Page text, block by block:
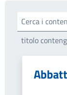
Cerca i
titolo